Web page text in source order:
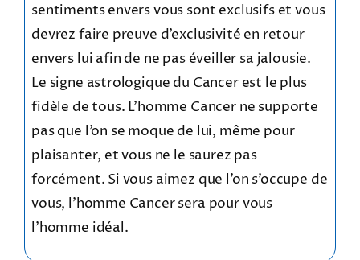
sentiments envers vous sont exclusifs et vous
devrez faire preuve d’exclusivité en retour
envers lui afin de ne pas éveiller sa jalousie.
Le signe astrologique du Cancer est le plus
fidèle de tous. L’homme Cancer ne supporte
pas que l’on se moque de lui, même pour
plaisanter, et vous ne le saurez pas
forcément. Si vous aimez que l’on s’occupe de
vous, l’homme Cancer sera pour vous
l’homme idéal.